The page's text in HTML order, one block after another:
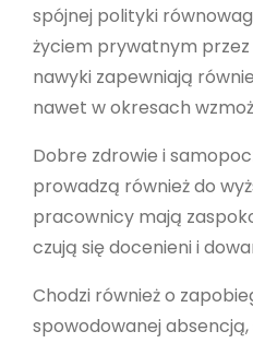
spójnej polityki
życiem prywatnym
nawyki zapewniają
nawet w okresach
Dobre zdrowie i
prowadzą również do
pracownicy mają
czują się docenieni i
Chodzi również o
spowodowanej